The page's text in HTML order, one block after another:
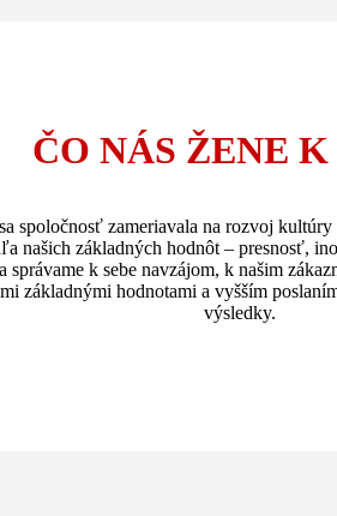
ČO NÁS ŽENE
spoločnosť zameriavala na rozvoj
našich základných hodnôt – presnosť,
správame k sebe navzájom, k našim
základnými hodnotami a vyšším
výsledky.